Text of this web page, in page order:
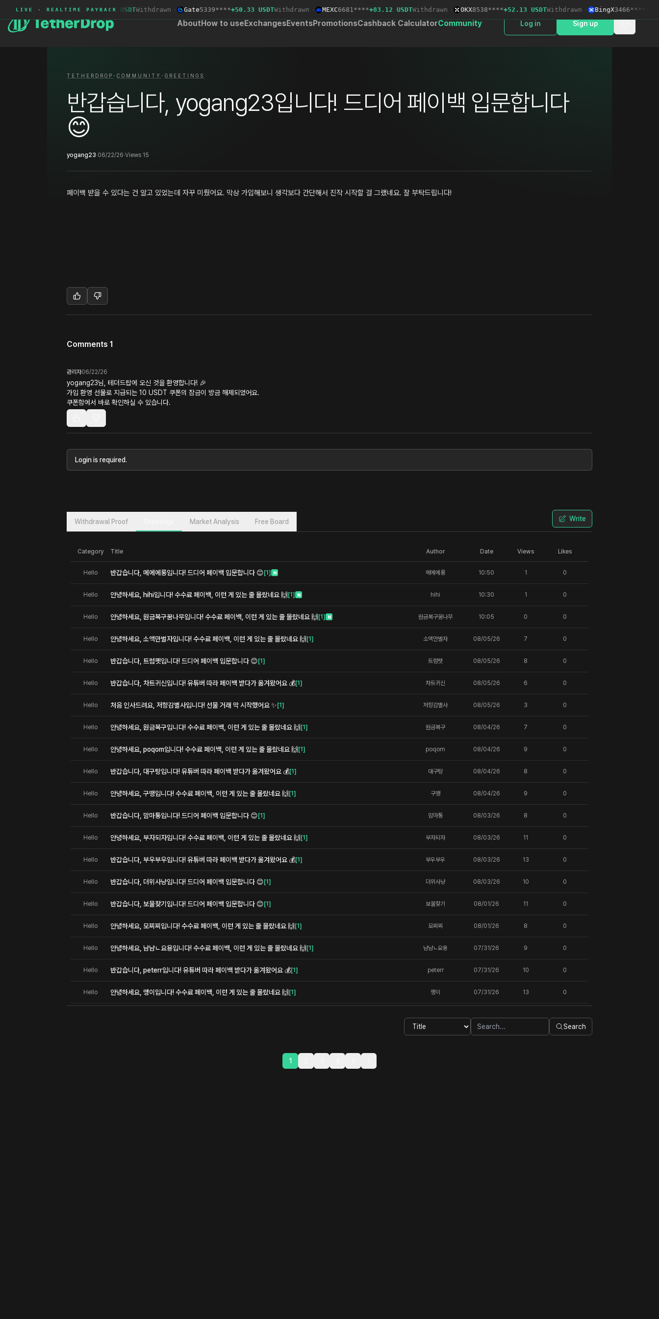
LIVE · REALTIME PAYBACK
BingX 3308**** +68.14 USDTWithdrawn · Gate5339****+50.33 USDTWithdrawn · MEXC6681****+83.12 USDTWithdrawn · OKX8538****+52.13 USDTWithdrawn · BingX3466****
AboutHow to useExchangesEventsPromotionsCashback CalculatorCommunity Log in Sign up
TETHERDROP · COMMUNITY · GREETINGS
반갑습니다, yogang23입니다! 드디어 페이백 입문합니다
😊
yogang23·06/22/26·Views 15
페이백 받을 수 있다는 건 알고 있었는데 자꾸 미뤘어요. 막상 가입해보니 생각보다 간단해서 진작 시작할 걸 그랬네요. 잘 부탁드립니다!
Comments 1
관리자06/22/26
yogang23님, 테더드랍에 오신 것을 환영합니다! 🎉
가입 환영 선물로 지급되는 10 USDT 쿠폰의 잠금이 방금 해제되었어요.
쿠폰함에서 바로 확인하실 수 있습니다.
Login is required.
Withdrawal Proof Market Analysis Free Board Write
Category Title Author Date Views Likes
Hello 반갑습니다, 메에에롱입니다! 드디어 페이백 입문합니다 😊 [1 ] N 메에에롱 10:50 1 0
Hello 안녕하세요, hihi입니다! 수수료 페이백, 이런 게 있는 줄 몰랐네요 🙌 [1 ] N hihi 10:30 1 0
Hello 안녕하세요, 원금복구꿈나무입니다! 수수료 페이백, 이런 게 있는 줄 몰랐네요 🙌 [1 ] N 원금복구꿈나무 10:05 0 0
Hello 안녕하세요, 소액만벌자입니다! 수수료 페이백, 이런 게 있는 줄 몰랐네요 🙌 [1 ] 소액만벌자 08/05/26 7 0
Hello 반갑습니다, 트럼펫입니다! 드디어 페이백 입문합니다 😊 [1 ] 트럼펫 08/05/26 8 0
Hello 반갑습니다, 차트귀신입니다! 유튜버 따라 페이백 받다가 옮겨왔어요 💰[1 ] 차트귀신 08/05/26 6 0
Hello 처음 인사드려요, 저항감별사입니다! 선물 거래 막 시작했어요 ✨ [1 ] 저항감별사 08/05/26 3 0
Hello 안녕하세요, 원금복구입니다! 수수료 페이백, 이런 게 있는 줄 몰랐네요 🙌 [1 ] 원금복구 08/04/26 7 0
Hello 안녕하세요, poqom입니다! 수수료 페이백, 이런 게 있는 줄 몰랐네요 🙌 [1 ] poqom 08/04/26 9 0
Hello 반갑습니다, 대구탕입니다! 유튜버 따라 페이백 받다가 옮겨왔어요 💰[1 ] 대구탕 08/04/26 8 0
Hello 안녕하세요, 구땡입니다! 수수료 페이백, 이런 게 있는 줄 몰랐네요 🙌 [1 ] 구땡 08/04/26 9 0
Hello 반갑습니다, 맘마통입니다! 드디어 페이백 입문합니다 😊 [1 ] 맘마통 08/03/26 8 0
Hello 안녕하세요, 부자되자입니다! 수수료 페이백, 이런 게 있는 줄 몰랐네요 🙌 [1 ] 부자되자 08/03/26 11 0
Hello 반갑습니다, 부우부우입니다! 유튜버 따라 페이백 받다가 옮겨왔어요 💰[1 ] 부우부우 08/03/26 13 0
Hello 반갑습니다, 더위사냥입니다! 드디어 페이백 입문합니다 😊 [1 ] 더위사냥 08/03/26 10 0
Hello 반갑습니다, 보물찾기입니다! 드디어 페이백 입문합니다 😊 [1 ] 보물찾기 08/01/26 11 0
Hello 안녕하세요, 모찌찌입니다! 수수료 페이백, 이런 게 있는 줄 몰랐네요 🙌 [1 ] 모찌찌 08/01/26 8 0
Hello 안녕하세요, 냠냠ㄴ요용입니다! 수수료 페이백, 이런 게 있는 줄 몰랐네요 🙌 [1 ] 냠냠ㄴ요용 07/31/26 9 0
Hello 반갑습니다, peterr입니다! 유튜버 따라 페이백 받다가 옮겨왔어요 💰[1 ] peterr 07/31/26 10 0
Hello 안녕하세요, 맹이입니다! 수수료 페이백, 이런 게 있는 줄 몰랐네요 🙌 [1 ] 맹이 07/31/26 13 0
Search
1